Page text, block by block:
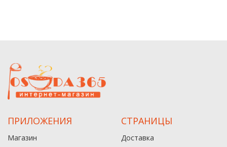
ПРИЛОЖЕНИЯ
Магазин
СТРАНИЦЫ
Доставка